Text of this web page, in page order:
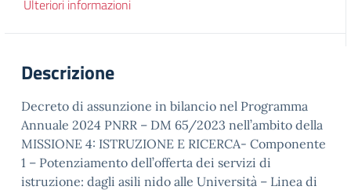
Ulteriori informazioni
Descrizione
Decreto di assunzione in bilancio nel Programma
Annuale 2024 PNRR – DM 65/2023 nell’ambito della
MISSIONE 4: ISTRUZIONE E RICERCA- Componente
1 – Potenziamento dell’offerta dei servizi di
istruzione: dagli asili nido alle Università – Linea di